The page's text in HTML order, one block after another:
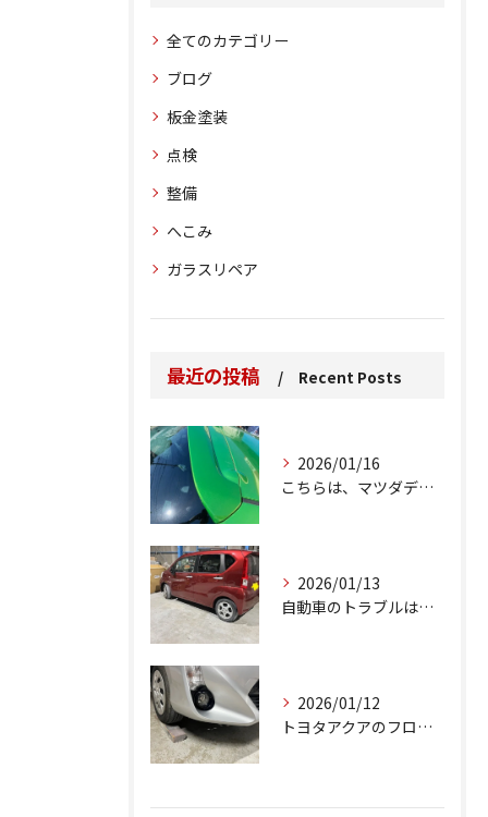
全てのカテゴリー
ブログ
板金塗装
点検
整備
へこみ
ガラスリペア
最近の投稿 Recent Posts
2026/01/16
こちらは、マツダデミオのゲートのルーフスポイラーで、経年劣化...
2026/01/13
自動車のトラブルは、日常生活において避けられない出来事の一つ...
2026/01/12
トヨタアクアのフロントバンパーの右下側を縁石にぶつけてできた...